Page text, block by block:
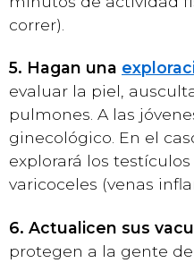
correr).
5. Hagan una
evaluar la piel,
pulmones. A las
ginecológico. En el
explorará los
varicoceles (venas
6. Actualicen sus
protegen a la gente